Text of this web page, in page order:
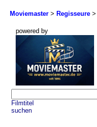
Moviemaster > Regisseure >
powered by
Filmtitel
suchen